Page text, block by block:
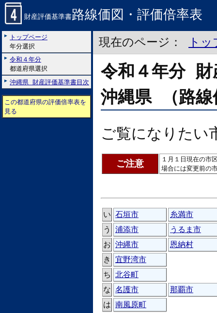
財産評価基準書路線価図・評価倍率表
トップページ
年分選択
令和４年分
都道府県選択
沖縄県 財産評価基準書目次
この都道府県の評価倍率表を
見る
現在のページ： ト
令和４年分 財
沖縄県 （路線
ご覧になりたい
ご注意
１月１日現在の市
場合には変更前の
い 石垣市
糸満市
う
浦添市
うるま市
お 沖縄市
恩納村
き
宜野湾市
ち 北谷町
な 名護市
那覇市
は 南風原町